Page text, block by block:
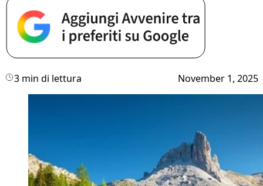
3 min di lettura November 1, 2025